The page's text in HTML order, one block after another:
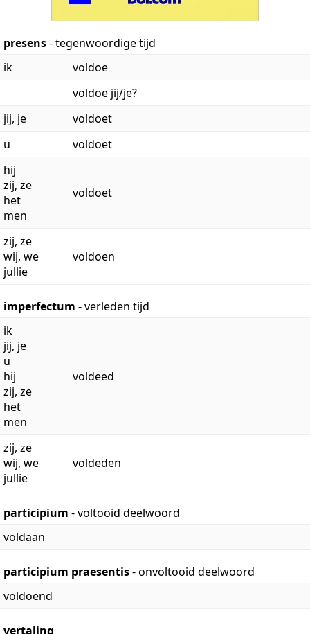
presens- tegenwoordige tijd
ik
voldoe
voldoe jij/je?
jij, je
voldoet
u
voldoet
hij
zij, ze
het
men
voldoet
zij, ze
wij, we
jullie
voldoen
imperfectum - verleden tijd
ik
jij, je
u
hij
zij, ze
het
men
voldeed
zij, ze
wij, we
jullie
voldeden
participium - voltooid deelwoord
voldaan
participium praesentis- onvoltooid deelwoord
voldoend
vertaling